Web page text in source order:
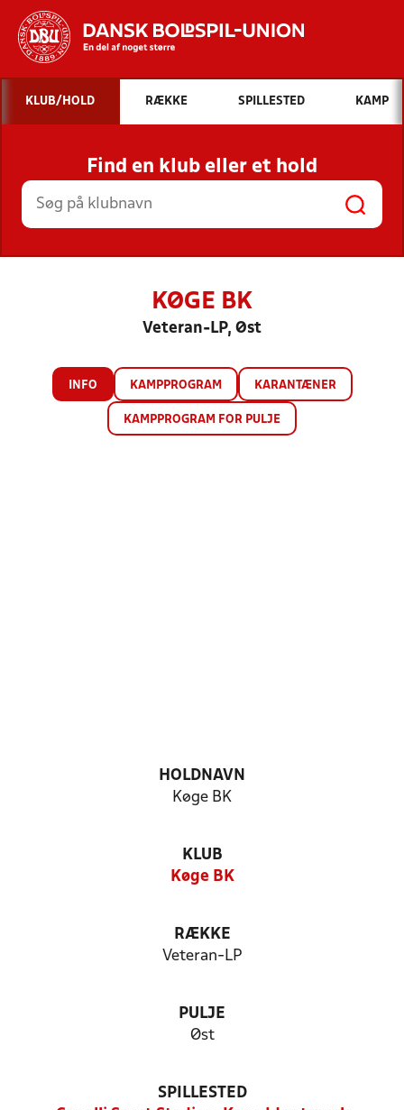
Hvad vil du søge efter?
INDHOLD OG NYHEDER
STILLINGER, RESULTATER, KLUBBER OG
HOLD
KLUB/HOLD RÆKKE SPILLESTED KAMP
Find en klub eller et hold
KØGE BK
Veteran-LP, Øst
INFO KAMPPROGRAM KARANTÆNER
KAMPPROGRAM FOR PULJE
HOLDNAVN
Køge BK
KLUB
Køge BK
RÆKKE
Veteran-LP
PULJE
Øst
SPILLESTED